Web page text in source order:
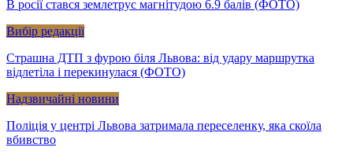
В росії стався землетрус магнітудою 6.9 балів (ФОТО)
Вибір редакції
Страшна ДТП з фурою біля Львова: від удару маршрутка
відлетіла і перекинулася (ФОТО)
Надзвичайні новини
Поліція у центрі Львова затримала переселенку, яка скоїла
вбивство